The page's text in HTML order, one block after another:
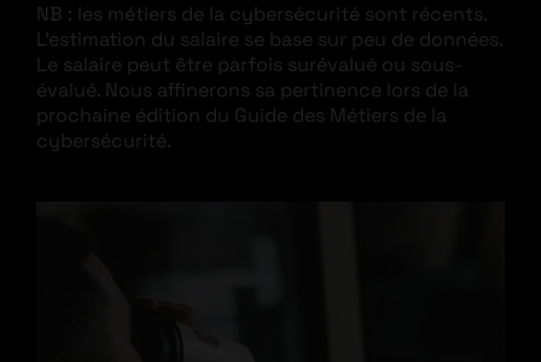
NB : les métiers de la cybersécurité sont récents.
L’estimation du salaire se base sur peu de données.
Le salaire peut être parfois surévalué ou sous-
évalué. Nous affinerons sa pertinence lors de la
prochaine édition du Guide des Métiers de la
cybersécurité.